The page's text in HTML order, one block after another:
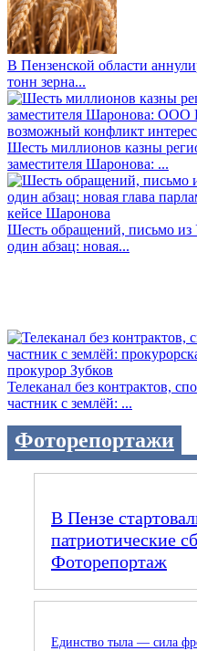
В Пензенской области
тонн зерна...
Шесть миллионов казны
заместителя Шаронова: ...
Шесть обращений, письмо
один абзац: новая...
Телеканал без контрактов,
частник с землёй: ...
Фоторепортажи
В Пензе
патриотические
Фоторепортаж
Единство тыла — сила